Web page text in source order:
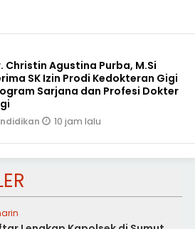
Christin Agustina Purba, M.Si
SK Izin Prodi Kedokteran Gigi
Sarjana dan Profesi Dokter
10 jam lalu